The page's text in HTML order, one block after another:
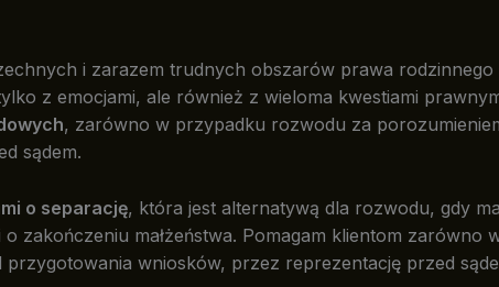
i zarazem trudnych obszarów prawa rodzinnego
z emocjami, ale również z wieloma kwestiami
, zarówno w przypadku rozwodu za
sądem.
o separację, która jest alternatywą dla rozwodu, gdy
zakończeniu małżeństwa. Pomagam klientom
przygotowania wniosków, przez reprezentację przed